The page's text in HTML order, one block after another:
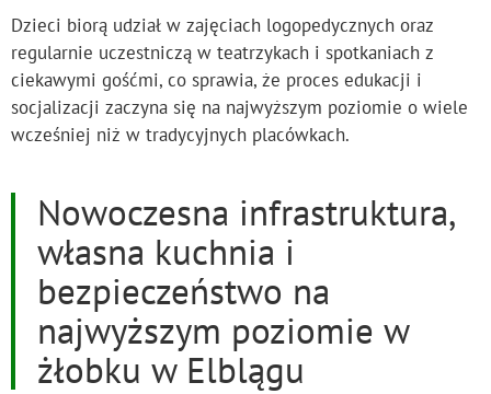
Dzieci biorą udział w zajęciach logopedycznych oraz
regularnie uczestniczą w teatrzykach i spotkaniach z
ciekawymi gośćmi, co sprawia, że proces edukacji i
socjalizacji zaczyna się na najwyższym poziomie o wiele
wcześniej niż w tradycyjnych placówkach.
Nowoczesna infrastruktura,
własna kuchnia i
bezpieczeństwo na
najwyższym poziomie w
żłobku w Elblągu